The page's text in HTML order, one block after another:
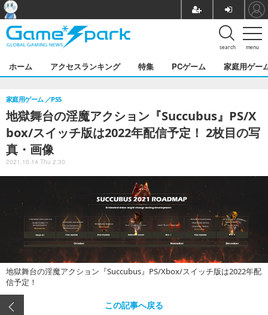
menu
search
ホーム アクセスランキング 特集 PCゲーム 家庭用ゲー
地獄舞台の淫魔アクション『Succubus』PS/X
box/スイッチ版は2022年配信予定！ 2枚目の写
真・画像
家庭用ゲーム PS5
2021.10.14 Thu 2:30
地獄舞台の淫魔アクション『Succubus』PS/Xbox/スイッチ版は2022年配
信予定！
この記事へ戻る